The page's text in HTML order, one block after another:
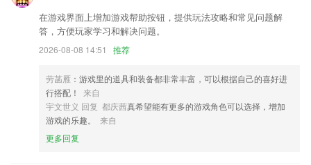
【自助调位】停车位不合适，一键自助调位；
海量商旅特惠酒店，享58折
UI升级，快来更轻松的装扮吧
新增电子木鱼耳机弹窗等组件功能
联系我们
以上就是幸运彩app版本的介绍，如果您喜欢这款软件，您可以到应用商
店进行打分评论，说出您的使用经历，以帮助我们更好的对产品进行优化
在游戏界面上增加游戏帮助按钮，提供玩法攻略和常见问题解
答，方便玩家学习和解决问题。
2026-08-08 14:51 推荐
劳菡雁 ：游戏里的道具和装备都非常丰富，可以根据自己的喜好进
行搭配！
来自
宇文世义 回复 都庆茜真希望能有更多的游戏角色可以选择，增加
游戏的乐趣。
来自
更多回复